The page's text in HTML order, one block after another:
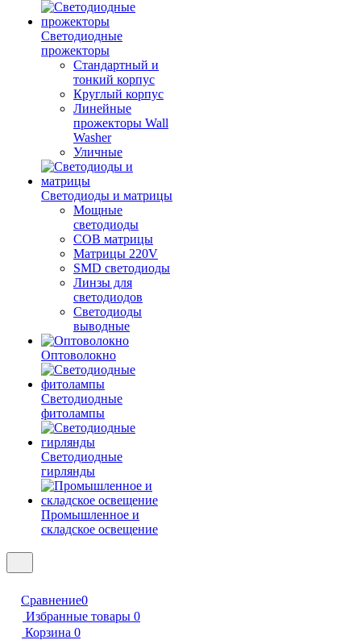
Светодиодные
прожекторы
Стандартный и
тонкий корпус
Круглый корпус
Линейные
прожекторы Wall
Washer
Уличные
Светодиоды и матрицы
Мощные
светодиоды
COB матрицы
Матрицы 220V
SMD светодиоды
Линзы для
светодиодов
Светодиоды
выводные
Оптоволокно
Светодиодные
фитолампы
Светодиодные
гирлянды
Промышленное и
складское освещение
Сравнение0
Избранные товары 0
Корзина 0